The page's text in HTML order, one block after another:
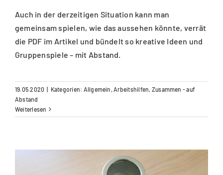
Auch in der derzeitigen Situation kann man
gemeinsam spielen, wie das aussehen könnte, verrät
die PDF im Artikel und bündelt so kreative Ideen und
Gruppenspiele – mit Abstand.
19.05.2020 | Kategorien: Allgemein Arbeitshilfen Zusammen - auf
Abstand
Weiterlesen